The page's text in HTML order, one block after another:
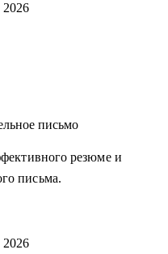
2026
письмо
резюме и
письма.
2026